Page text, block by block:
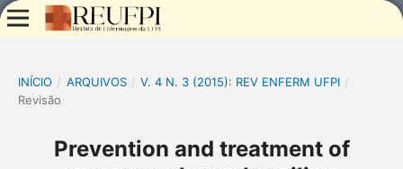
INÍCIO / ARQUIVOS / V. 4 N. 3 (2015): REV ENFERM UFPI /
Revisão
Prevention and treatment of